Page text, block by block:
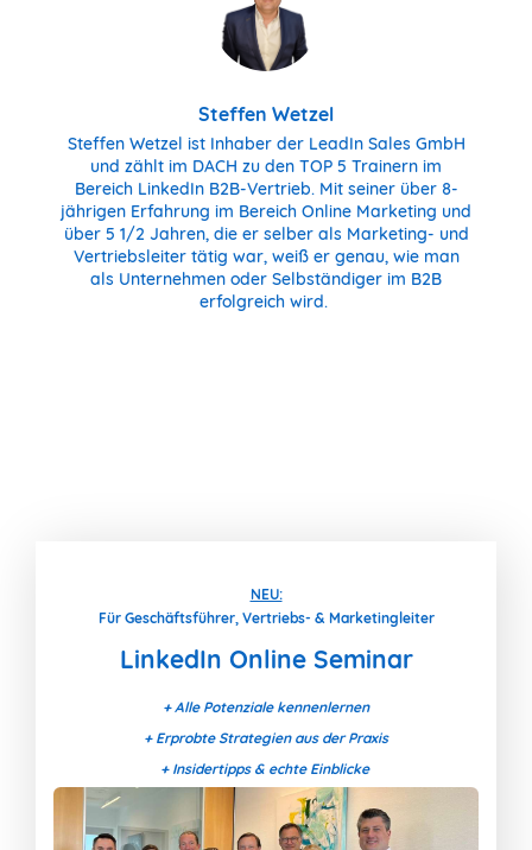
Steffen Wetzel
Steffen Wetzel ist Inhaber der LeadIn Sales GmbH
und zählt im DACH zu den TOP 5 Trainern im
Bereich LinkedIn B2B-Vertrieb. Mit seiner über 8-
jährigen Erfahrung im Bereich Online Marketing und
über 5 1/2 Jahren, die er selber als Marketing- und
Vertriebsleiter tätig war, weiß er genau, wie man
als Unternehmen oder Selbständiger im B2B
erfolgreich wird.
NEU:
Für Geschäftsführer, Vertriebs- & Marketingleiter
LinkedIn Online Seminar
+ Alle Potenziale kennenlernen
+ Erprobte Strategien aus der Praxis
+ Insidertipps & echte Einblicke